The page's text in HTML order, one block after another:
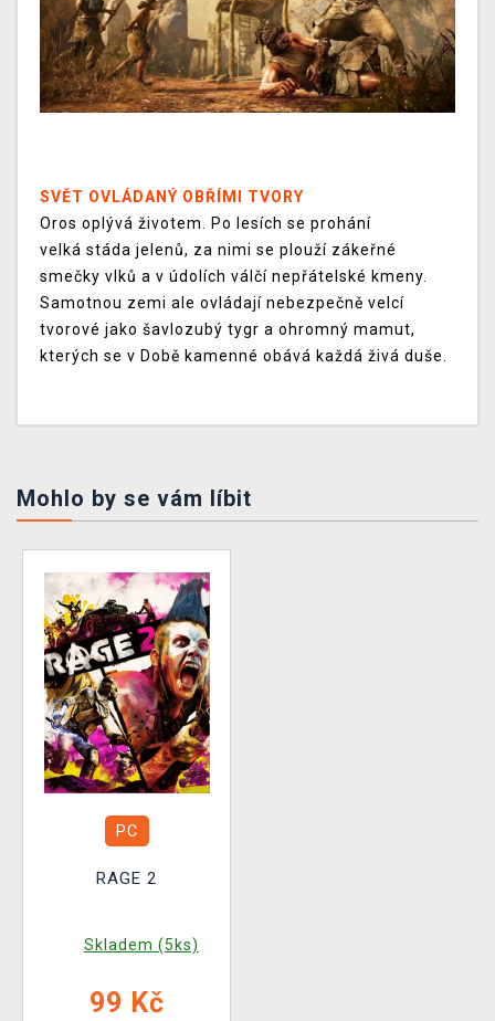
SVĚT OVLÁDANÝ OBŘÍMI TVORY
Oros oplývá životem. Po lesích se prohání
velká stáda jelenů, za nimi se plouží zákeřné
smečky vlků a v údolích válčí nepřátelské kmeny.
Samotnou zemi ale ovládají nebezpečně velcí
tvorové jako šavlozubý tygr a ohromný mamut,
kterých se v Době kamenné obává každá živá duše.
Mohlo by se vám líbit
PC
RAGE 2
Skladem (5ks)
99 Kč